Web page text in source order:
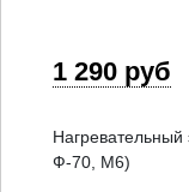
1 290 руб
Ф-70, М6)